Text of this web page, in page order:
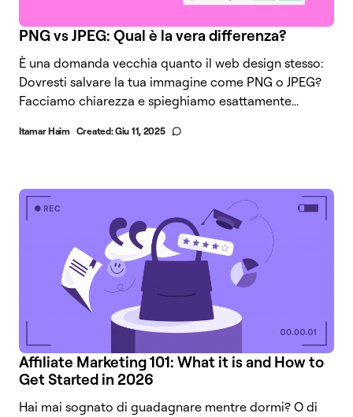
PNG vs JPEG: Qual è la vera differenza?
È una domanda vecchia quanto il web design stesso:
Dovresti salvare la tua immagine come PNG o JPEG?
Facciamo chiarezza e spieghiamo esattamente...
Itamar Haim Created:Giu 11, 2025
Affiliate Marketing 101: What it is and How to
Get Started in 2026
Hai mai sognato di guadagnare mentre dormi? O di